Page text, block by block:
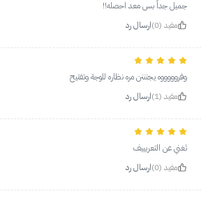
جميل جداً بس معد احصله!!
مفيد (0)
ارسال رد
وفروووووه يجنننن مره نظاره للوجة وتفتيح
مفيد (1)
ارسال رد
ثغني عن التعريييف
مفيد (0)
ارسال رد